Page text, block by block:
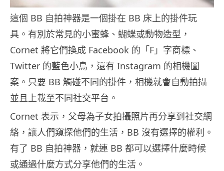
這個 BB 自拍神器是一個掛在 BB 床上的掛件玩
具。有別於常見的小蜜蜂、蝴蝶或動物造型，
Cornet 將它們換成 Facebook 的「F」字商標、
Twitter 的藍色小鳥，還有 Instagram 的相機圖
案。只要 BB 觸碰不同的掛件，相機就會自動拍攝
並且上載至不同社交平台。
Cornet 表示，父母為子女拍攝照片再分享到社交網
絡，讓人們窺探他們的生活，BB 沒有選擇的權利。
有了 BB 自拍神器，就連 BB 都可以選擇什麼時候
或通過什麼方式分享他們的生活。